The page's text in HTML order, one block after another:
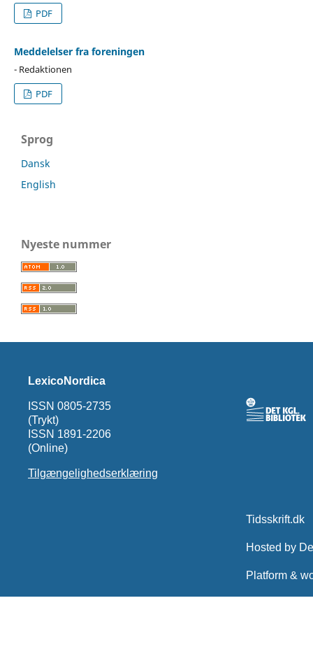
PDF
Meddelelser fra foreningen
- Redaktionen
PDF
Sprog
Dansk
English
Nyeste nummer
LexicoNordica
ISSN 0805-2735
(Trykt)
ISSN 1891-2206
(Online)
Tilgængelighedserklæring